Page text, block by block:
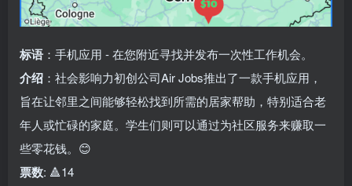
标语 ：手机应用 - 在您附近寻找并发布一次性工作机会。
介绍 ：社会影响力初创公司Air Jobs推出了一款手机应用，
旨在让邻里之间能够轻松找到所需的居家帮助，特别适合老
年人或忙碌的家庭。学生们则可以通过为社区服务来赚取一
些零花钱。😊
票数: 🔺14